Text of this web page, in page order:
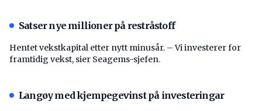
Satser nye millioner på restråstoff
Hentet vekstkapital etter nytt minusår. – Vi investerer for
framtidig vekst, sier Seagems-sjefen.
Langøy med kjempegevinst på investeringar